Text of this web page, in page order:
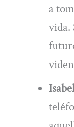
a
vida.